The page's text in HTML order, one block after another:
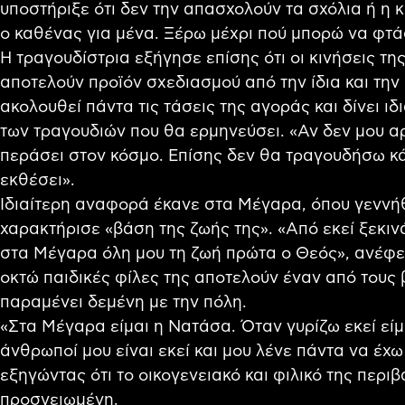
υποστήριξε ότι δεν την απασχολούν τα σχόλια ή η
ο καθένας για μένα. Ξέρω μέχρι πού μπορώ να
Η τραγουδίστρια εξήγησε επίσης ότι οι κινήσεις
αποτελούν προϊόν σχεδιασμού από την ίδια και
ακολουθεί πάντα τις τάσεις της αγοράς και δίνει
των τραγουδιών που θα ερμηνεύσει. «Αν δεν μου
περάσει στον κόσμο. Επίσης δεν θα τραγουδήσω
εκθέσει».
Ιδιαίτερη αναφορά έκανε στα Μέγαρα, όπου
χαρακτήρισε «βάση της ζωής της». «Από εκεί
στα Μέγαρα όλη μου τη ζωή πρώτα ο Θεός»,
οκτώ παιδικές φίλες της αποτελούν έναν από τους
παραμένει δεμένη με την πόλη.
«Στα Μέγαρα είμαι η Νατάσα. Όταν γυρίζω εκεί
άνθρωποί μου είναι εκεί και μου λένε πάντα να
εξηγώντας ότι το οικογενειακό και φιλικό της
προσγειωμένη.